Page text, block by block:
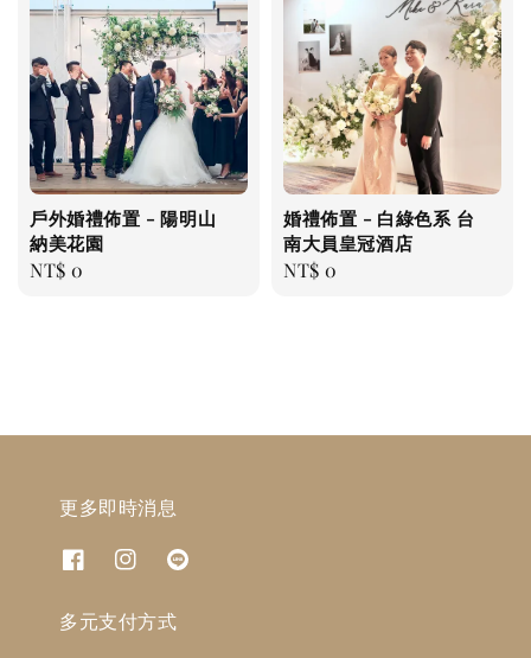
戶外婚禮佈置 - 陽明山
納美花園
Regular
NT$ 0
婚禮佈置 - 白綠色系 台
南大員皇冠酒店
Regular
NT$ 0
更多即時消息
多元支付方式